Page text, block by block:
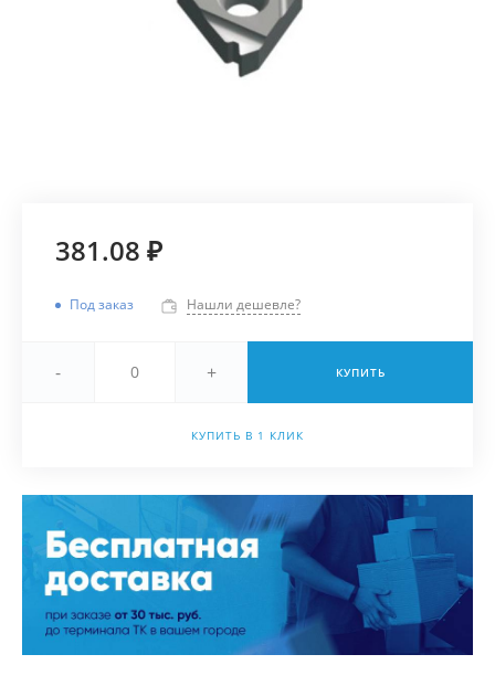
381.08 ₽
Под заказ Нашли дешевле?
- + КУПИТЬ
КУПИТЬ В 1 КЛИК